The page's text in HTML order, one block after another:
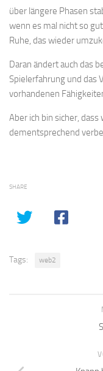
über längere Phasen
wenn es mal nicht so
Ruhe, das wieder
Daran ändert auch das
Spielerfahrung und das
vorhandenen
Aber ich bin sicher,
dementsprechend
SHARE
Tags: web2